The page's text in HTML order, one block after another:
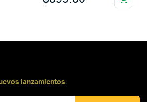
lanzamientos.